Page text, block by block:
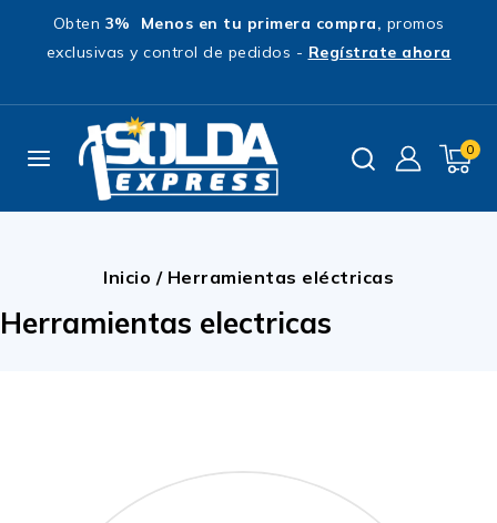
Obten 3% Menos en tu primera compra, promos
exclusivas y control de pedidos - Regístrate ahora
0
Inicio / Herramientas eléctricas
Herramientas electricas